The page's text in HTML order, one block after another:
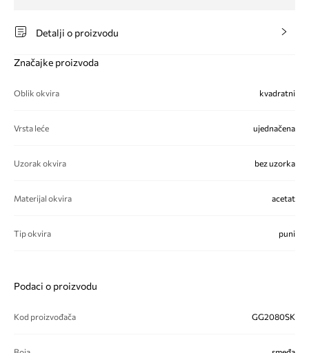
Detalji o proizvodu
Značajke proizvoda
Oblik okvira kvadratni
Vrsta leće ujednačena
Uzorak okvira bez uzorka
Materijal okvira acetat
Tip okvira puni
Podaci o proizvodu
Kod proizvođača GG2080SK